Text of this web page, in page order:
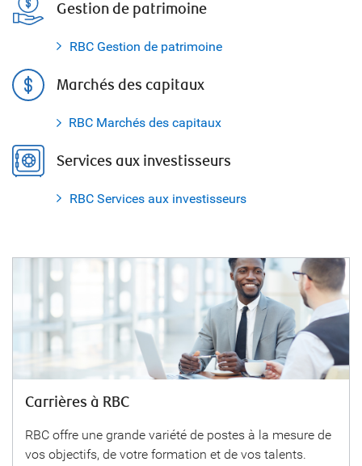
Gestion de patrimoine
RBC Gestion de patrimoine
Marchés des capitaux
RBC Marchés des capitaux
Services aux investisseurs
RBC Services aux investisseurs
Carrières à RBC
RBC offre une grande variété de postes à la mesure de
vos objectifs, de votre formation et de vos talents.